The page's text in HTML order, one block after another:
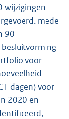
wijzigingen
mede
90
voor
dagen) voor
2020 en